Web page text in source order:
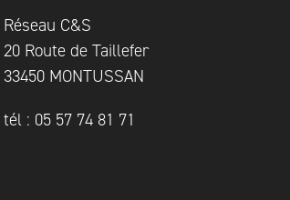
Réseau C&S
20 Route de Taillefer
33450 MONTUSSAN
tél : 05 57 74 81 71